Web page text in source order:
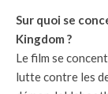
Sur quoi se
Kingdom ?
Le film se
lutte contre les